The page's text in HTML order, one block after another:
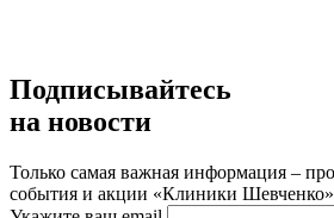
Подписывайтесь
на новости
Только самая важная информация –
события и акции «Клиники